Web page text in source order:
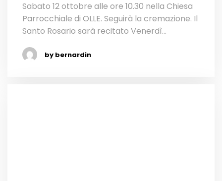
Sabato 12 ottobre alle ore 10.30 nella Chiesa
Parrocchiale di OLLE. Seguirà la cremazione. Il
Santo Rosario sarà recitato Venerdì...
by bernardin